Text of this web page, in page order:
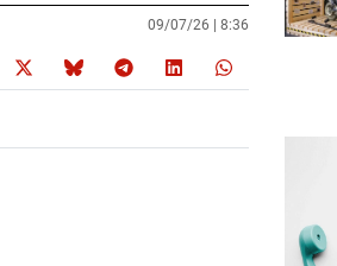
09/07/26 | 8:36